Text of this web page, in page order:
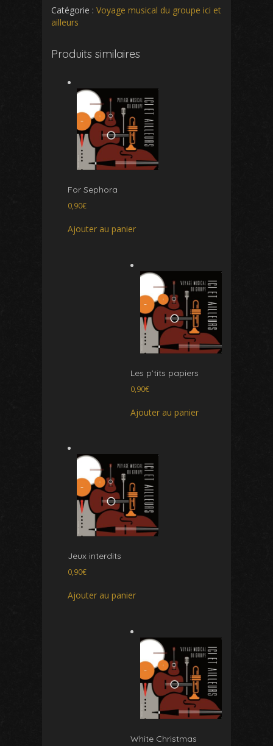
Le
chevalier
Catégorie : Voyage musical du groupe ici et
ailleurs
Produits similaires
For Sephora
0,90€
Ajouter au panier
Les p’tits papiers
0,90€
Ajouter au panier
Jeux interdits
0,90€
Ajouter au panier
White Christmas